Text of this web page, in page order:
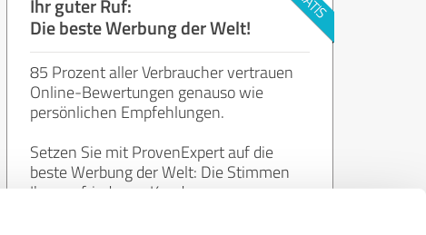
Ihr guter Ruf:
Die beste Werbung der Welt!
85 Prozent aller Verbraucher vertrauen
Online-Bewertungen genauso wie
persönlichen Empfehlungen.
Setzen Sie mit ProvenExpert auf die
beste Werbung der Welt: Die Stimmen
Ihrer zufriedenen Kunden.